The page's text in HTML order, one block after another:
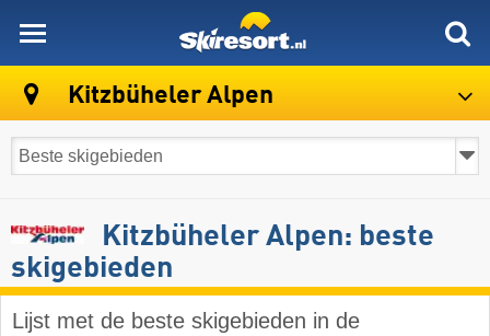
Kitzbüheler Alpen
Kitzbüheler Alpen: beste
skigebieden
Lijst met de beste skigebieden in de